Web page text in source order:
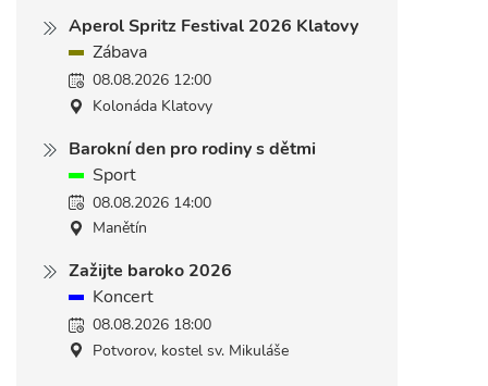
Aperol Spritz Festival 2026 Klatovy
Zábava
08.08.2026 12:00
Kolonáda Klatovy
Barokní den pro rodiny s dětmi
Sport
08.08.2026 14:00
Manětín
Zažijte baroko 2026
Koncert
08.08.2026 18:00
Potvorov, kostel sv. Mikuláše